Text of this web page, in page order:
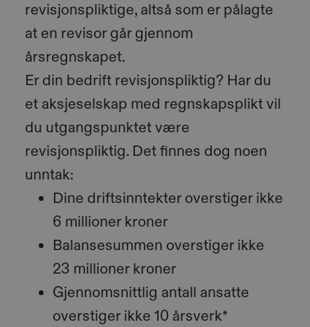
revisjonspliktige, altså som er pålagte
at en revisor går gjennom
årsregnskapet.
Er din bedrift revisjonspliktig? Har du
et aksjeselskap med regnskapsplikt vil
du utgangspunktet være
revisjonspliktig. Det finnes dog noen
unntak:
Dine driftsinntekter overstiger ikke
6 millioner kroner
Balansesummen overstiger ikke
23 millioner kroner
Gjennomsnittlig antall ansatte
overstiger ikke 10 årsverk*